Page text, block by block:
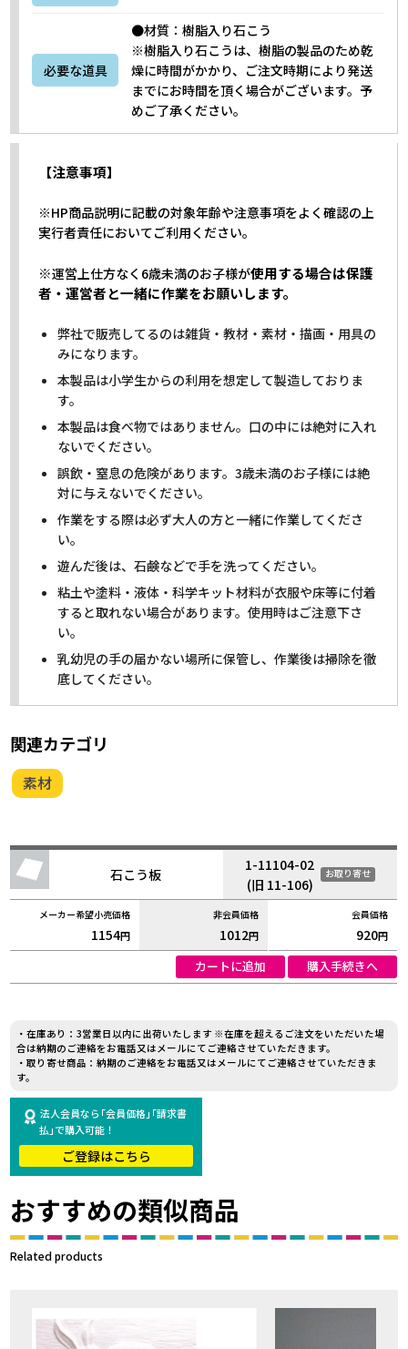
必要な道具
●材質：樹脂入り石こう
※‌樹脂入り石こうは、樹脂の製品のため乾
燥に時間がかかり、ご注文時期により発送
までにお時間を頂く場合がございます。予
めご了承ください。
【注意事項】
※HP商品説明に記載の対象年齢や注意事項をよく確認の上
実行者責任においてご利用ください。
※運営上仕方なく6歳未満のお子様が使用する場合は保護
者・運営者と一緒に作業をお願いします。
弊社で販売してるのは雑貨・教材・素材・描画・用具の
みになります。
本製品は小学生からの利用を想定して製造しておりま
す。
本製品は食べ物ではありません。口の中には絶対に入れ
ないでください。
誤飲・窒息の危険があります。3歳未満のお子様には絶
対に与えないでください。
作業をする際は必ず大人の方と一緒に作業してくださ
い。
遊んだ後は、石鹸などで手を洗ってください。
粘土や塗料・液体・科学キット材料が衣服や床等に付着
すると取れない場合があります。使用時はご注意下さ
い。
乳幼児の手の届かない場所に保管し、作業後は掃除を徹
底してください。
関連カテゴリ
素材
石こう板
1-11104-02
(旧 11-106)
お取り寄せ
1154円 1012円 920円
カートに追加 購入手続きへ
・在庫あり：3営業日以内に出荷いたします ※在庫を超えるご注文をいただいた場
合は納期のご連絡をお電話又はメールにてご連絡させていただきます。
・取り寄せ商品：納期のご連絡をお電話又はメールにてご連絡させていただきま
す。
法人会員なら｢会員価格｣｢請求書
払｣で購入可能！
ご登録はこちら
おすすめの類似商品
Related products